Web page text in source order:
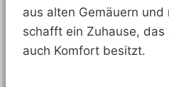
aus alten Gemäuern und
schafft ein Zuhause, das
auch Komfort besitzt.